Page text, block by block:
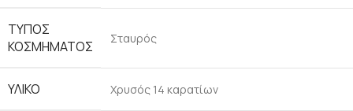
ΤΥΠΟΣ
ΚΟΣΜΗΜΑΤΟΣ
Σταυρός
ΥΛΙΚΟ Χρυσός 14 καρατίων